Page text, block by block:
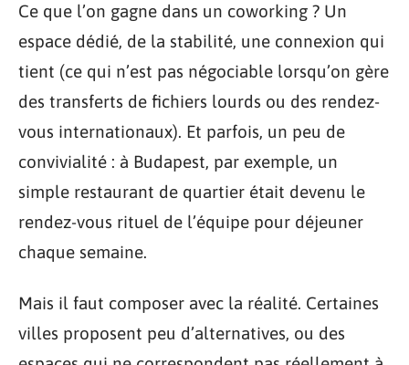
Ce que l’on gagne dans un coworking ? Un
espace dédié, de la stabilité, une connexion qui
tient (ce qui n’est pas négociable lorsqu’on gère
des transferts de fichiers lourds ou des rendez-
vous internationaux). Et parfois, un peu de
convivialité : à Budapest, par exemple, un
simple restaurant de quartier était devenu le
rendez-vous rituel de l’équipe pour déjeuner
chaque semaine.
Mais il faut composer avec la réalité. Certaines
villes proposent peu d’alternatives, ou des